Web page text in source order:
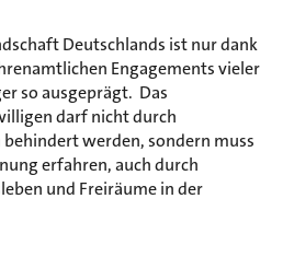
Deutschlands ist nur dank
Engagements vieler
so ausgeprägt. Das
darf nicht durch
werden, sondern muss
erfahren, auch durch
und Freiräume in der